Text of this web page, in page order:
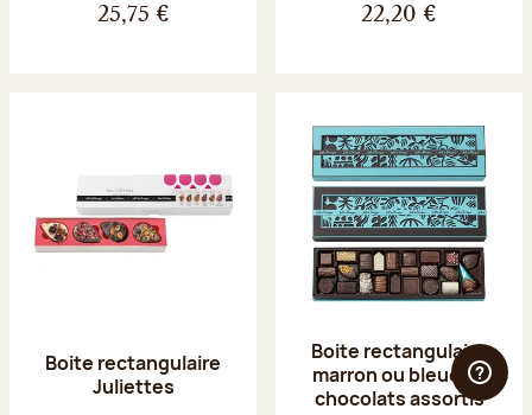
25,75 € 22,20 €
Boite rectangulaire
Juliettes
Boite rectangulaire
marron ou bleue 23
chocolats assortis